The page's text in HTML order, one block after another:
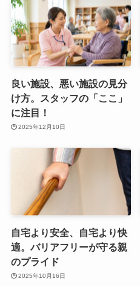
良い施設、悪い施設の見分
け方。スタッフの「ここ」
に注目！
2025年12月10日
自宅より安全、自宅より快
適。バリアフリーが守る親
のプライド
2025年10月16日